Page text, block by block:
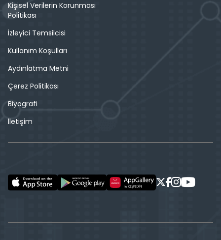
Kişisel Verilerin Korunması
Politikası
İzleyici Temsilcisi
Kullanım Koşulları
Aydınlatma Metni
Çerez Politikası
Biyografi
İletişim